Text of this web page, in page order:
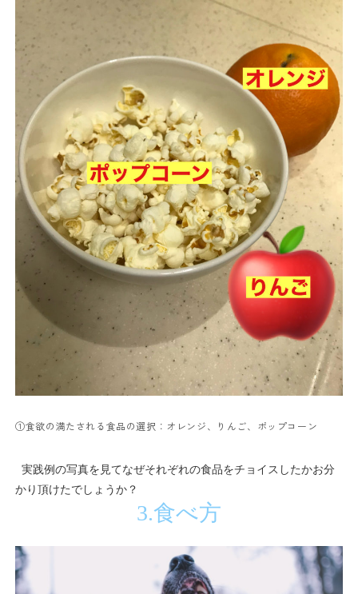
①食欲の満たされる食品の選択：オレンジ、りんご、ポップコーン
実践例の写真を見てなぜそれぞれの食品をチョイスしたかお分
かり頂けたでしょうか？
3.食べ方